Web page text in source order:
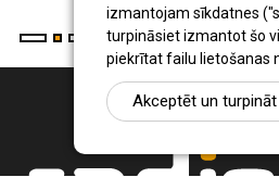
izmantojam sīkdatnes
turpināsiet izmantot šo
piekrītat failu lietošanas
Akceptēt un turpināt